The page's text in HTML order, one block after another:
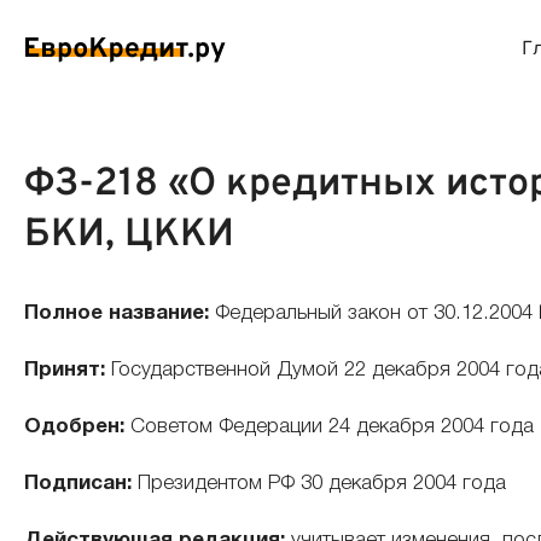
на карту
займы
без отказа
с плохой КИ
займы
Займы без проверок
Мгновенные займы
Лучшие займы
Долгосрочные займы
С
Виртуальные
Кредитные карты
Кредитные карты
Беспроцентные
ФЗ-218 «О кредитных
БКИ, ЦККИ
Полное название: Федеральный закон от
Принят: Государственной Думой 22 декабря 2004
Одобрен: Советом Федерации 24 декабря 2004 года
Подписан: Президентом РФ 30 декабря 2004 года